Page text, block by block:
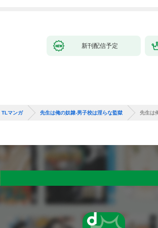
新刊配信予定
TLマンガ 先生は俺の奴隷-男子校は淫らな監獄 先生は